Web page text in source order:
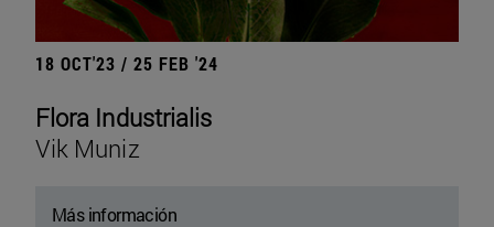
18 OCT'23 / 25 FEB '24
Flora Industrialis
Vik Muniz
Más información